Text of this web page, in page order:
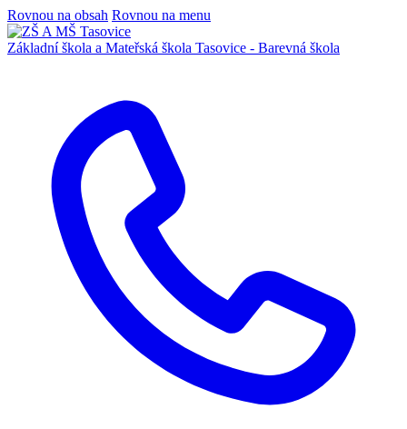
Rovnou na obsah Rovnou na menu
Základní škola a Mateřská škola Tasovice - Barevná škola